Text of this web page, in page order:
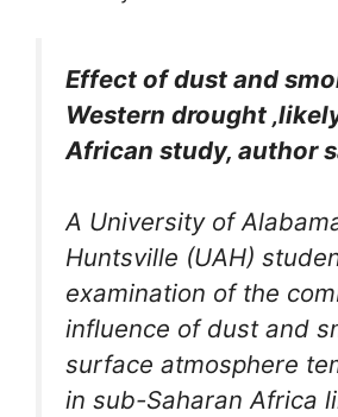
Effect of dust and
Western drought
African study, author
A University of
Huntsville (UAH)
examination of the
influence of dust and
surface atmosphere
in sub-Saharan Africa